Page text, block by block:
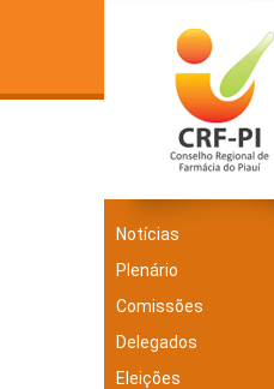
Notícias
Plenário
Comissões
Delegados
Eleições